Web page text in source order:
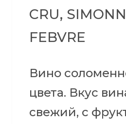
CRU,
FEBVRE
Вино
цвета. Вкус
свежий, с